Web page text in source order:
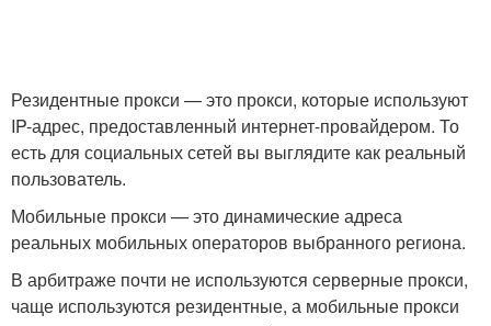
Резидентные прокси — это прокси, которые используют
IP-адрес, предоставленный интернет-провайдером. То
есть для социальных сетей вы выглядите как реальный
пользователь.
Мобильные прокси — это динамические адреса
реальных мобильных операторов выбранного региона.
В арбитраже почти не используются серверные прокси,
чаще используются резидентные, а мобильные прокси